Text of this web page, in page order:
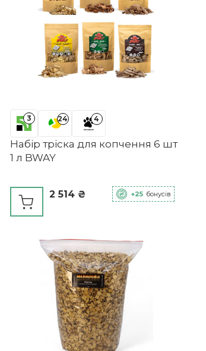
3 24 4
Набір тріска для копчення 6 шт
1 л BWAY
2 514 ₴ +25 бонусів